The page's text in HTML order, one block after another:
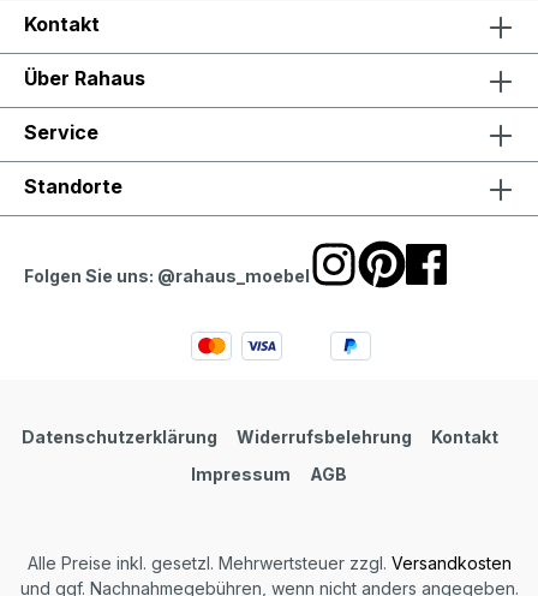
Kontakt
Über Rahaus
Service
Standorte
Folgen Sie uns: @rahaus_moebel
Datenschutzerklärung Widerrufsbelehrung
Kontakt
Impressum
AGB
Alle Preise inkl. gesetzl. Mehrwertsteuer zzgl. Versandkosten
und ggf. Nachnahmegebühren, wenn nicht anders angegeben.